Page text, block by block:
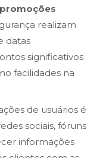
promoções
realizam
datas
significativos
facilidades na
de usuários é
sociais, fóruns
informações